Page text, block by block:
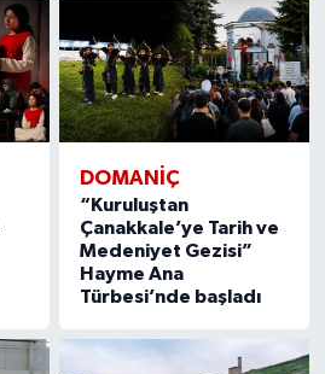
DOMANIÇ
“Kuruluştan
Çanakkale’ye Tarih ve
Medeniyet Gezisi”
Hayme Ana
Türbesi’nde başladı